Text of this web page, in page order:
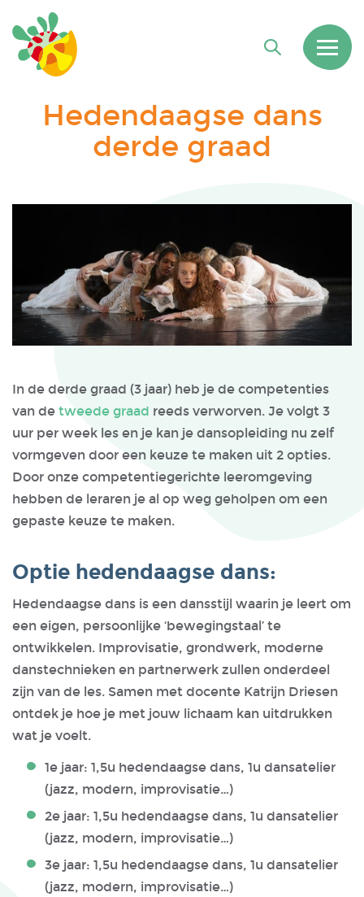
Hedendaagse dans
derde graad
In de derde graad (3 jaar) heb je de competenties
van de tweede graad reeds verworven. Je volgt 3
uur per week les en je kan je dansopleiding nu zelf
vormgeven door een keuze te maken uit 2 opties.
Door onze competentiegerichte leeromgeving
hebben de leraren je al op weg geholpen om een
gepaste keuze te maken.
Optie hedendaagse dans:
Hedendaagse dans is een dansstijl waarin je leert om
een eigen, persoonlijke ‘bewegingstaal’ te
ontwikkelen. Improvisatie, grondwerk, moderne
danstechnieken en partnerwerk zullen onderdeel
zijn van de les. Samen met docente Katrijn Driesen
ontdek je hoe je met jouw lichaam kan uitdrukken
wat je voelt.
1e jaar: 1,5u hedendaagse dans, 1u dansatelier
(jazz, modern, improvisatie…)
2e jaar: 1,5u hedendaagse dans, 1u dansatelier
(jazz, modern, improvisatie…)
3e jaar: 1,5u hedendaagse dans, 1u dansatelier
(jazz, modern, improvisatie…)